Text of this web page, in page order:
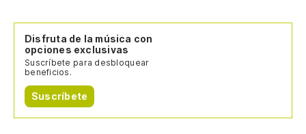
Disfruta de la música con
opciones exclusivas
Suscríbete para desbloquear
beneficios.
Suscríbete